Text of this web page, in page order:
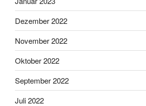
Dezember 2022
November 2022
Oktober 2022
September 2022
Juli 2022